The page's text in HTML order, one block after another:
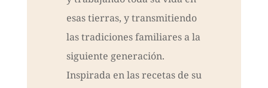
esas tierras, y transmitiendo
las tradiciones familiares a la
siguiente generación.
Inspirada en las recetas de su